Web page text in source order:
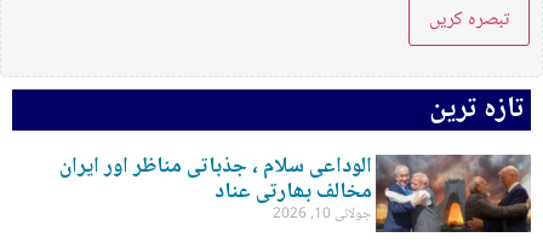
تازہ ترین
الوداعی سلام ، جذباتی مناظر اور ایران
مخالف بھارتی عناد
جولائی 10, 2026